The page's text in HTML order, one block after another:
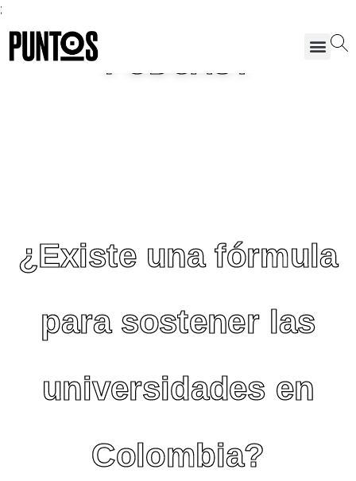
;
PODCAST
¿Existe una fórmula
para sostener las
universidades en
Colombia?